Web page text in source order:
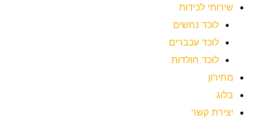
שירותי לכידות
לוכד נחשים
לוכד עכברים
לוכד חולדות
מחירון
בלוג
יצירת קשר